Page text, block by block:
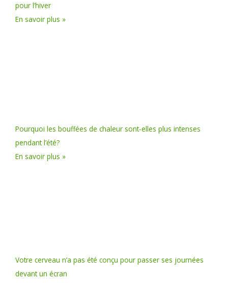
pour l’hiver
En savoir plus »
Pourquoi les bouffées de chaleur sont-elles plus intenses
pendant l’été?
En savoir plus »
Votre cerveau n’a pas été conçu pour passer ses journées
devant un écran